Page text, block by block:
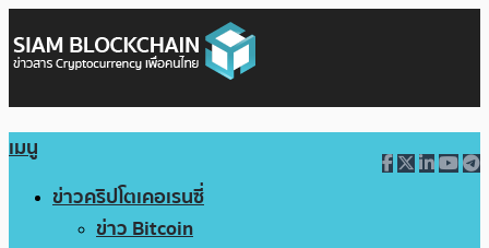
เมนู
ข่าวคริปโตเคอเรนซี่
ข่าว Bitcoin